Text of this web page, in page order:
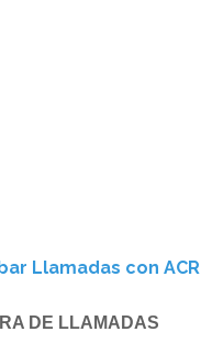
Llamadas con ACR
DE LLAMADAS